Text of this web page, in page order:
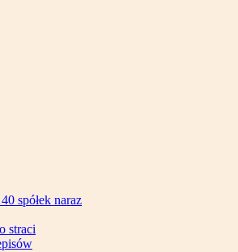
spółek naraz
straci